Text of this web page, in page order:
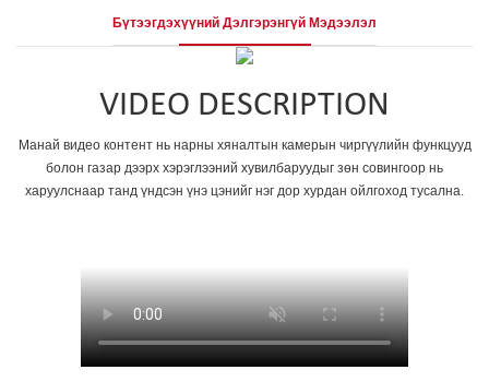
Бүтээгдэхүүний Дэлгэрэнгүй Мэдээлэл
VIDEO DESCRIPTION
Манай видео контент нь нарны хяналтын камерын чиргүүлийн функцууд
болон газар дээрх хэрэглээний хувилбаруудыг зөн совингоор нь
харуулснаар танд үндсэн үнэ цэнийг нэг дор хурдан ойлгоход тусална.